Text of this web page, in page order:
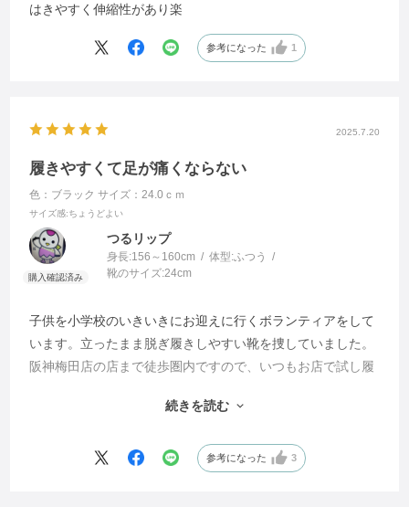
はきやすく伸縮性があり楽
参考になった 1
2025.7.20
履きやすくて足が痛くならない
色：ブラック サイズ：24.0ｃｍ
サイズ感:ちょうどよい
つるリップ
身長:156～160cm 体型:ふつう
靴のサイズ:24cm
子供を小学校のいきいきにお迎えに行くボランティアをして
います。立ったまま脱ぎ履きしやすい靴を捜していました。
阪神梅田店の店まで徒歩圏内ですので、いつもお店で試し履
販で買いました。店で足のサイズを測ってもらったら、２
た。私は足の甲の幅が広くて、今まで買った時はピッタリで
続きを読む
参考になった 3